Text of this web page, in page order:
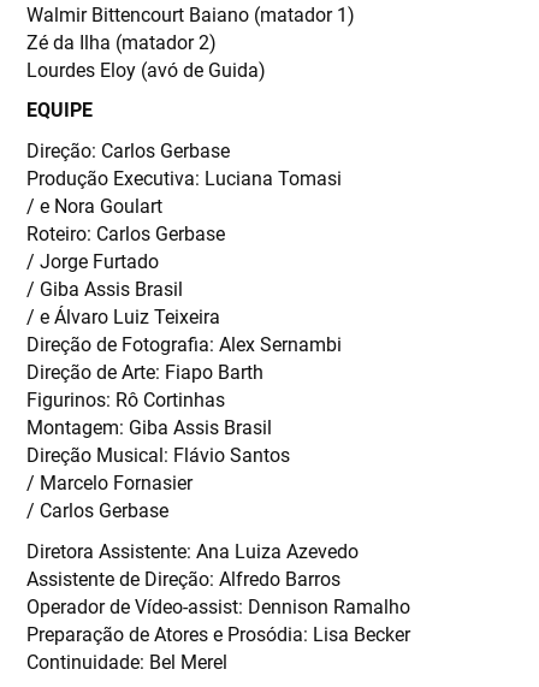
Walmir Bittencourt Baiano (matador 1)
Zé da Ilha (matador 2)
Lourdes Eloy (avó de Guida)
EQUIPE
Direção: Carlos Gerbase
Produção Executiva: Luciana Tomasi
/ e Nora Goulart
Roteiro: Carlos Gerbase
/ Jorge Furtado
/ Giba Assis Brasil
/ e Álvaro Luiz Teixeira
Direção de Fotografia: Alex Sernambi
Direção de Arte: Fiapo Barth
Figurinos: Rô Cortinhas
Montagem: Giba Assis Brasil
Direção Musical: Flávio Santos
/ Marcelo Fornasier
/ Carlos Gerbase
Diretora Assistente: Ana Luiza Azevedo
Assistente de Direção: Alfredo Barros
Operador de Vídeo-assist: Dennison Ramalho
Preparação de Atores e Prosódia: Lisa Becker
Continuidade: Bel Merel